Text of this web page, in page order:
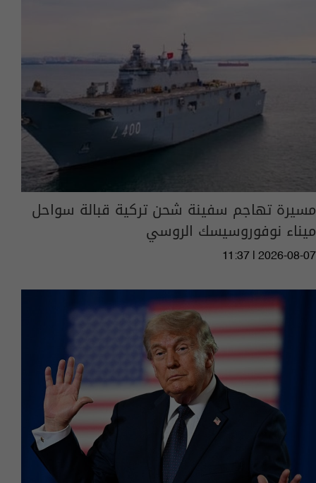
مسيرة تهاجم سفينة شحن تركية قبالة سواحل
ميناء نوفوروسيسك الروسي
11:37 | 2026-08-07